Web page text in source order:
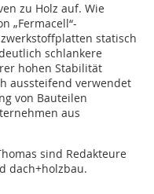
zu Holz auf. Wie
„Fermacell“-
statisch
schlankere
hohen Stabilität
aussteifend verwendet
von Bauteilen
aus
sind Redakteure
dach+holzbau.